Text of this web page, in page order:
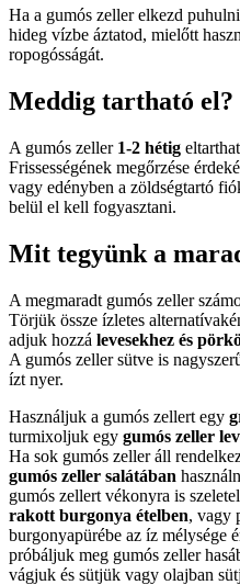
Ha a gumós zeller elkezd
hideg vízbe áztatod, mielőtt
ropogósságát.
Meddig tartható el?
A gumós zeller 1-2 hétig
Frissességének megőrzése
vagy edényben a zöldségtartó
belül el kell fogyasztani.
Mit tegyünk a
A megmaradt gumós zeller
Törjük össze ízletes
adjuk hozzá levesekhez és
A gumós zeller sütve is
ízt nyer.
Használjuk a gumós zellert egy
turmixoljuk egy gumós zeller
Ha sok gumós zeller áll
gumós zeller salátában
gumós zellert vékonyra is
rakott burgonya ételben, vagy
burgonyapürébe az íz mélysége
próbáljuk meg gumós zeller
vágjuk és sütjük vagy olajban